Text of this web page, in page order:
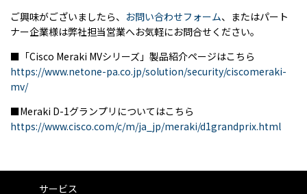
ご興味がございましたら、 お問い合わせフォーム、またはパート
ナー企業様は弊社担当営業へお気軽にお問合せください。
■「Cisco Meraki MVシリーズ」製品紹介ページはこちら
https://www.netone-pa.co.jp/solution/security/ciscomeraki-
mv/
■Meraki D-1グランプリについてはこちら
https://www.cisco.com/c/m/ja_jp/meraki/d1grandprix.html
サービス